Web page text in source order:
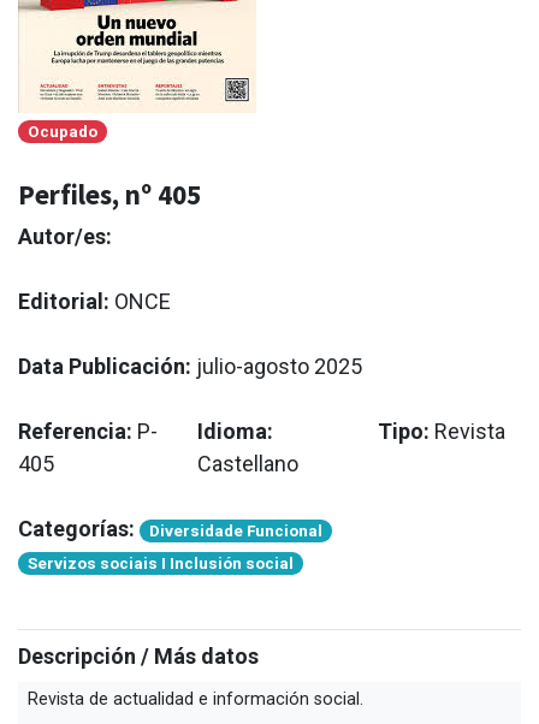
Ocupado
Perfiles, nº 405
Autor/es:
Editorial: ONCE
Data Publicación: julio-agosto 2025
Referencia: P-
405
Idioma:
Castellano
Tipo: Revista
Categorías:
Diversidade Funcional
Servizos sociais I Inclusión social
Descripción / Más datos
Revista de actualidad e información social.